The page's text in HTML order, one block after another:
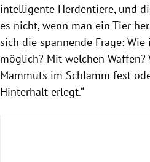
intelligente Herdentiere, und
es nicht, wenn man ein Tier
sich die spannende Frage:
möglich? Mit welchen
Mammuts im Schlamm fest
Hinterhalt erlegt.“